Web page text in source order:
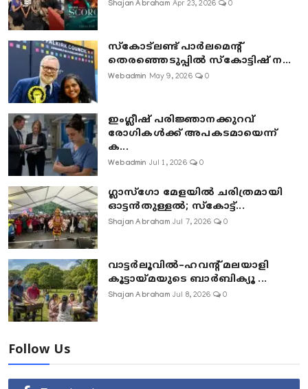
Shajan Abraham Apr 23, 2026 0
സ്കോട്ലണ്ട് പാർലമെന്റ്
തെരഞ്ഞെടുപ്പിൽ സ്കോട്ടിഷ് ന...
Webadmin May 9, 2026 0
ഇംഗ്ലീഷ് പരിജ്ഞാനക്കുറവ്
രോഗികൾക്ക് അപകടമായെന്ന്
ക...
Webadmin Jul 1, 2026 0
ഗ്ലാസ്‌ഗോ മേളയിൽ ചരിത്രമായി
ഓട്ടൻതുള്ളൽ; സ്‌കോട്ട്...
Shajan Abraham Jul 7, 2026 0
വാട്ടർലൂവിൽ–ഹവന്റ് മലയാളി
കൂട്ടായ്മയുടെ ബാർബിക്യൂ ...
Shajan Abraham Jul 8, 2026 0
Follow Us